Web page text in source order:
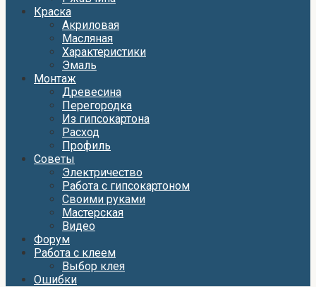
Краска
Акриловая
Масляная
Характеристики
Эмаль
Монтаж
Древесина
Перегородка
Из гипсокартона
Расход
Профиль
Советы
Электричество
Работа с гипсокартоном
Своими руками
Мастерская
Видео
Форум
Работа с клеем
Выбор клея
Ошибки